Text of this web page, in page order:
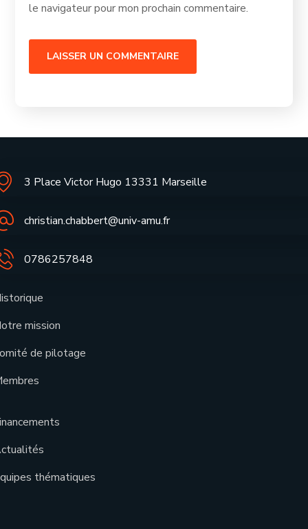
le navigateur pour mon prochain commentaire.
3 Place Victor Hugo 13331 Marseille
christian.chabbert@univ-amu.fr
0786257848
mission
de pilotage
thématiques